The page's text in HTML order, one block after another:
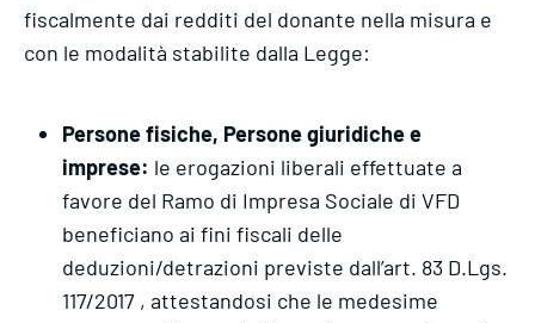
fiscalmente dai redditi del donante nella misura e
con le modalità stabilite dalla Legge:
Persone fisiche, Persone giuridiche e
imprese: le erogazioni liberali effettuate a
favore del Ramo di Impresa Sociale di VFD
beneficiano ai fini fiscali delle
deduzioni/detrazioni previste dall’art. 83 D.Lgs.
117/2017 , attestandosi che le medesime